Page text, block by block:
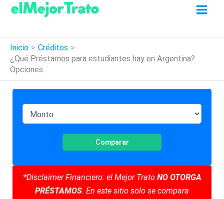
contenido
Inicio
Créditos
¿Qué Préstamos para estudiantes hay en Argentina?
Opciones
Comparar
*Disclaimer Financiero: el Mejor Trato NO OTORGA
PRÉSTAMOS. En este sitio solo se compara